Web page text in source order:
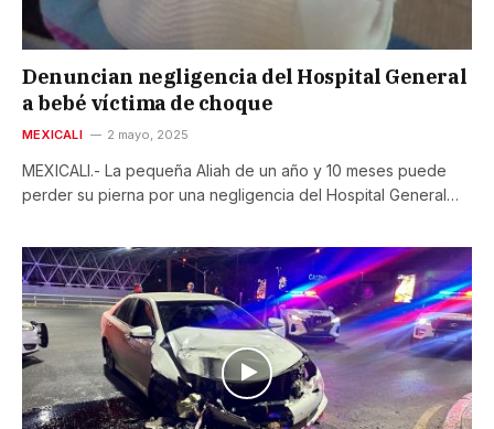
Denuncian negligencia del Hospital General
a bebé víctima de choque
MEXICALI 2 mayo, 2025
MEXICALI.- La pequeña Aliah de un año y 10 meses puede
perder su pierna por una negligencia del Hospital General…